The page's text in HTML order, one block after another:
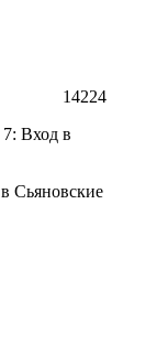
14224
Сьяновские